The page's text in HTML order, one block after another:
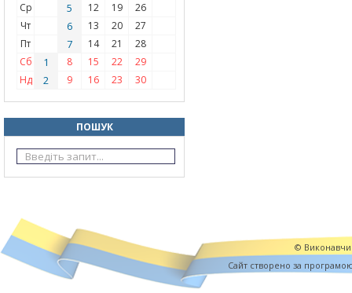
Ср
5 12 19
26
Чт
6 13 20
27
Пт
7 14 21
28
Сб
1 8 15 22
29
Нд
2 9 16 23 30
ПОШУК
©
Cайт створено за